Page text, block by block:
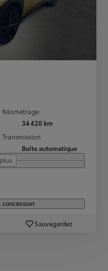
Kilométrage
34 420 km
Transmission
Boîte automatique
concession
Sauvegardez